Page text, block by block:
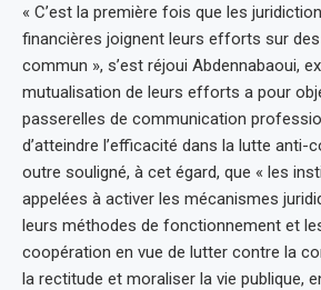
« C’est la première fois que les
financières joignent leurs efforts sur
commun », s’est réjoui Abdennabaoui,
mutualisation de leurs efforts a pour
passerelles de communication
d’atteindre l’efficacité dans la lutte anti-
outre souligné, à cet égard, que « les
appelées à activer les mécanismes
leurs méthodes de fonctionnement et
coopération en vue de lutter contre la
la rectitude et moraliser la vie publique,